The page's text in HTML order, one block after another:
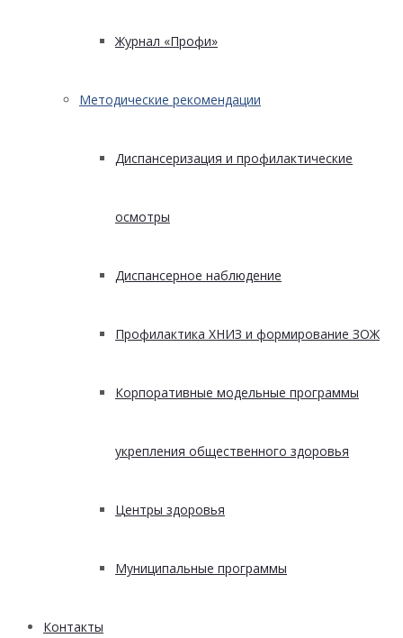
Журнал «Профи»
Методические рекомендации
Диспансеризация и профилактические
осмотры
Диспансерное наблюдение
Профилактика ХНИЗ и формирование ЗОЖ
Корпоративные модельные программы
укрепления общественного здоровья
Центры здоровья
Муниципальные программы
Контакты